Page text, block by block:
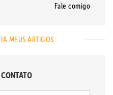
Fale comigo
MEUS ARTIGOS